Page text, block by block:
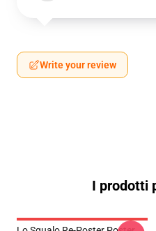
Write your review
I prodotti